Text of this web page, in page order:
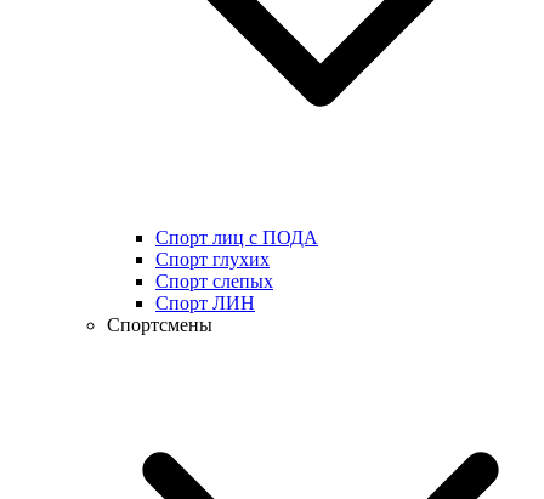
Спорт лиц с ПОДА
Спорт глухих
Спорт слепых
Спорт ЛИН
Спортсмены